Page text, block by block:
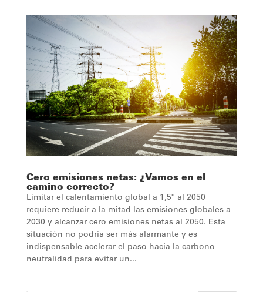
Cero emisiones netas: ¿Vamos en el
camino correcto?
Limitar el calentamiento global a 1,5° al 2050
requiere reducir a la mitad las emisiones globales a
2030 y alcanzar cero emisiones netas al 2050. Esta
situación no podría ser más alarmante y es
indispensable acelerar el paso hacia la carbono
neutralidad para evitar un...